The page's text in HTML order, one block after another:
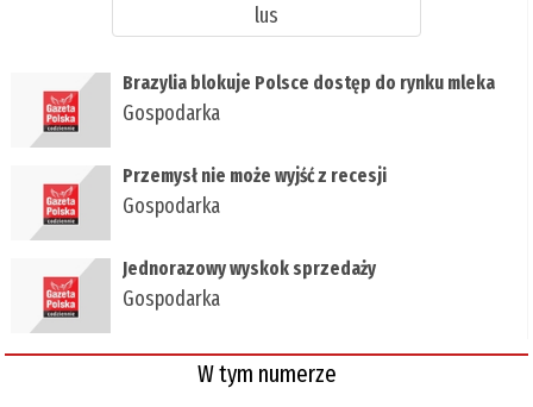
lus
Brazylia blokuje Polsce dostęp do rynku mleka
Gospodarka
Przemysł nie może wyjść z recesji
Gospodarka
Jednorazowy wyskok sprzedaży
Gospodarka
W tym numerze